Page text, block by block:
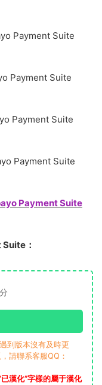
Payment Suite
Payment Suite
Payment Suite
Payment Suite
Payment Suite
：
到版本沒有及時更
請聯系客服QQ：
漢化”字樣的屬于漢化